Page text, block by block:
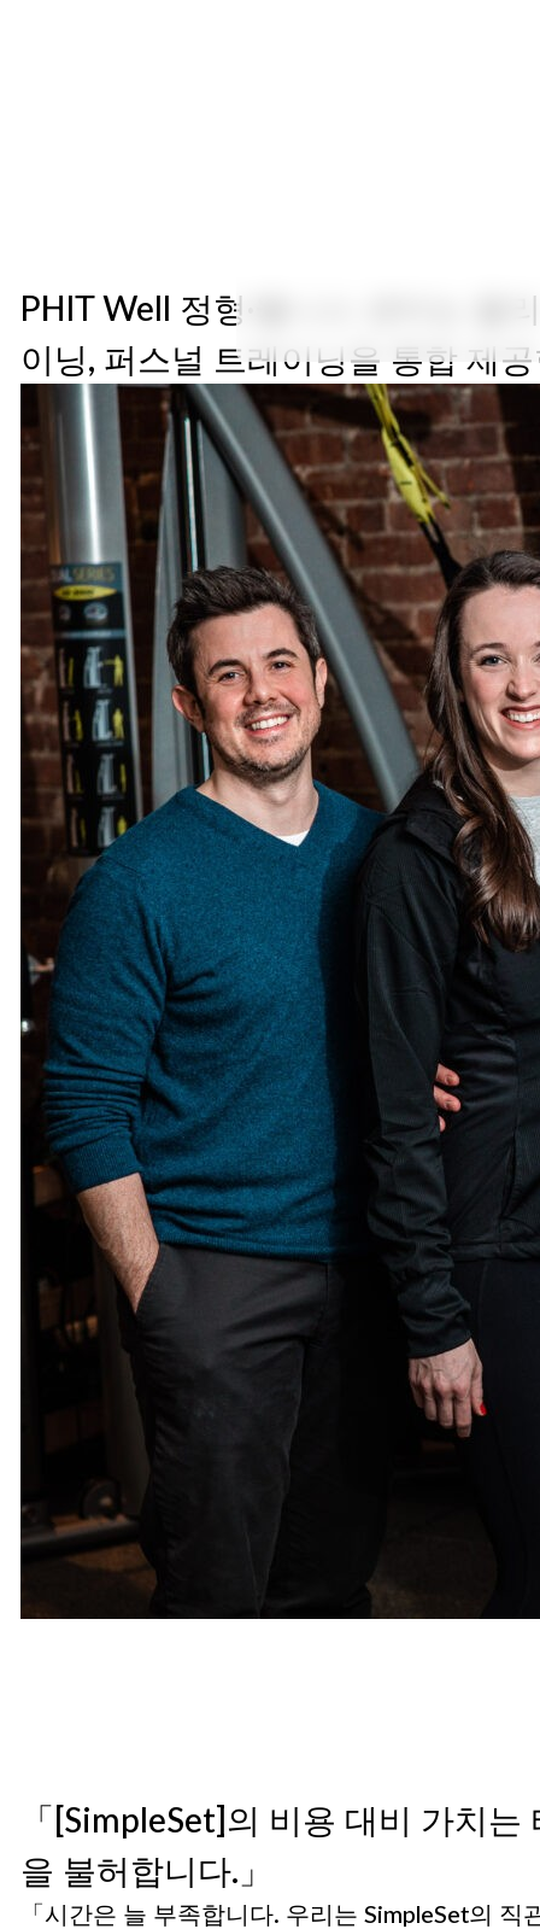
임상 전문가
어떤 환경에서도 SimpleSet은 여러분
SimpleSet 알아보기
운동 처방을 단순화하고 환자 참여를 높
PHIT Well 정형·웰니스 센터는 물
이닝, 퍼스널 트레이닝을 통합 제
「[SimpleSet]의 비용 대비 가치는
을 불허합니다.」
「시간은 늘 부족합니다. 우리는 SimpleSet의 직